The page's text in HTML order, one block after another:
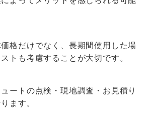
格だけでなく、長期間使用した場
トも考慮することが大切です。
ートの点検・現地調査・お見積り
ます。